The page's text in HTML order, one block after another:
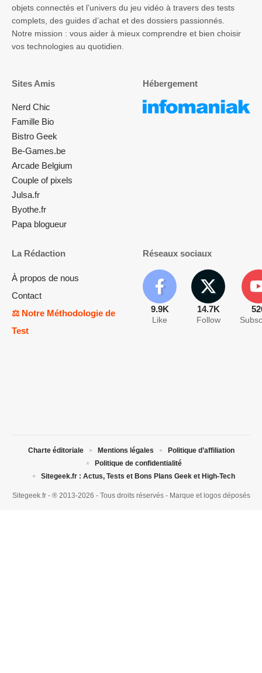
objets connectés et l’univers du jeu vidéo à travers des tests
complets, des guides d’achat et des dossiers passionnés.
Notre mission : vous aider à mieux comprendre et bien choisir
vos technologies au quotidien.
Sites Amis
Nerd Chic
Famille Bio
Bistro Geek
Be-Games.be
Arcade Belgium
Couple of pixels
Julsa.fr
Byothe.fr
Papa blogueur
Hébergement
La Rédaction
À propos de nous
Contact
⚖️ Notre Méthodologie de
Test
Réseaux sociaux
9.9K
Like
14.7K
Follow
Sitegeek.fr - ® 2013-2026 - Tous droits réservés - Marque et logos déposés
Charte éditoriale Mentions légales
Politique d’affiliation
Politique de confidentialité
Sitegeek.fr : Actus, Tests et Bons Plans Geek et High-Tech